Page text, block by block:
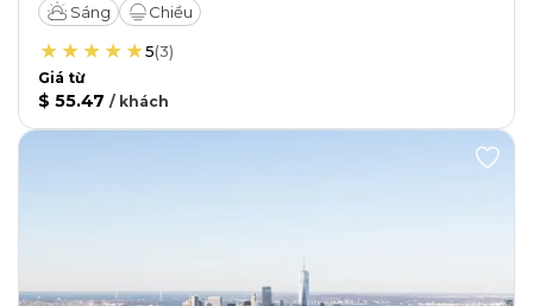
Sáng
Chiều
5(3)
Giá từ
$ 55.47 / khách